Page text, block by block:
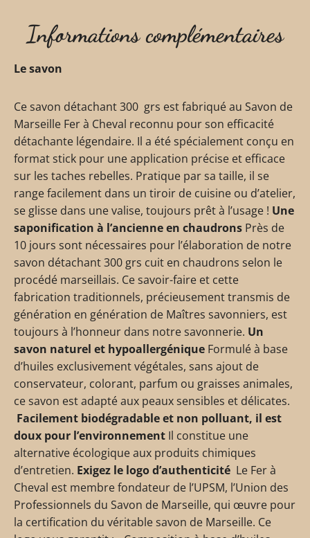
Informations complémentaires
Le savon
Ce savon détachant 300 grs est fabriqué au Savon de
Marseille Fer à Cheval reconnu pour son efficacité
détachante légendaire. Il a été spécialement conçu en
format stick pour une application précise et efficace
sur les taches rebelles. Pratique par sa taille, il se
range facilement dans un tiroir de cuisine ou d’atelier,
se glisse dans une valise, toujours prêt à l’usage ! Une
saponification à l’ancienne en chaudrons Près de
10 jours sont nécessaires pour l’élaboration de notre
savon détachant 300 grs cuit en chaudrons selon le
procédé marseillais. Ce savoir-faire et cette
fabrication traditionnels, précieusement transmis de
génération en génération de Maîtres savonniers, est
toujours à l’honneur dans notre savonnerie. Un
savon naturel et hypoallergénique Formulé à base
d’huiles exclusivement végétales, sans ajout de
conservateur, colorant, parfum ou graisses animales,
ce savon est adapté aux peaux sensibles et délicates.
Facilement biodégradable et non polluant, il est
doux pour l’environnement Il constitue une
alternative écologique aux produits chimiques
d’entretien. Exigez le logo d’authenticité Le Fer à
Cheval est membre fondateur de l’UPSM, l’Union des
Professionnels du Savon de Marseille, qui œuvre pour
la certification du véritable savon de Marseille. Ce